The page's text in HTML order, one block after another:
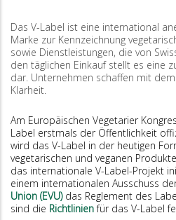
Das V-Label ist eine international
Marke zur Kenn­zeichnung
sowie Dienstleistungen, die von
den täglichen Einkauf stellt es eine
dar. Unternehmen schaffen mit
Klarheit.
Am Europäischen Vegetarier
Label erstmals der Öffentlichkeit
wird das V-Label in der heutigen
vegetarischen und veganen
das internationale V-Label-Projekt
einem internationalen Ausschuss
Union (EVU)das Reglement des
sind die Richtlinienfür das V-Label